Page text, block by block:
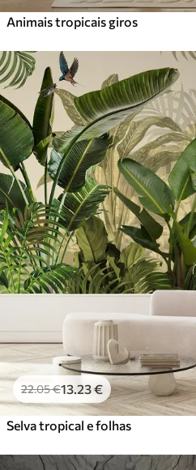
Animais tropicais giros
22.05€13 .23€
Selva tropical e folhas